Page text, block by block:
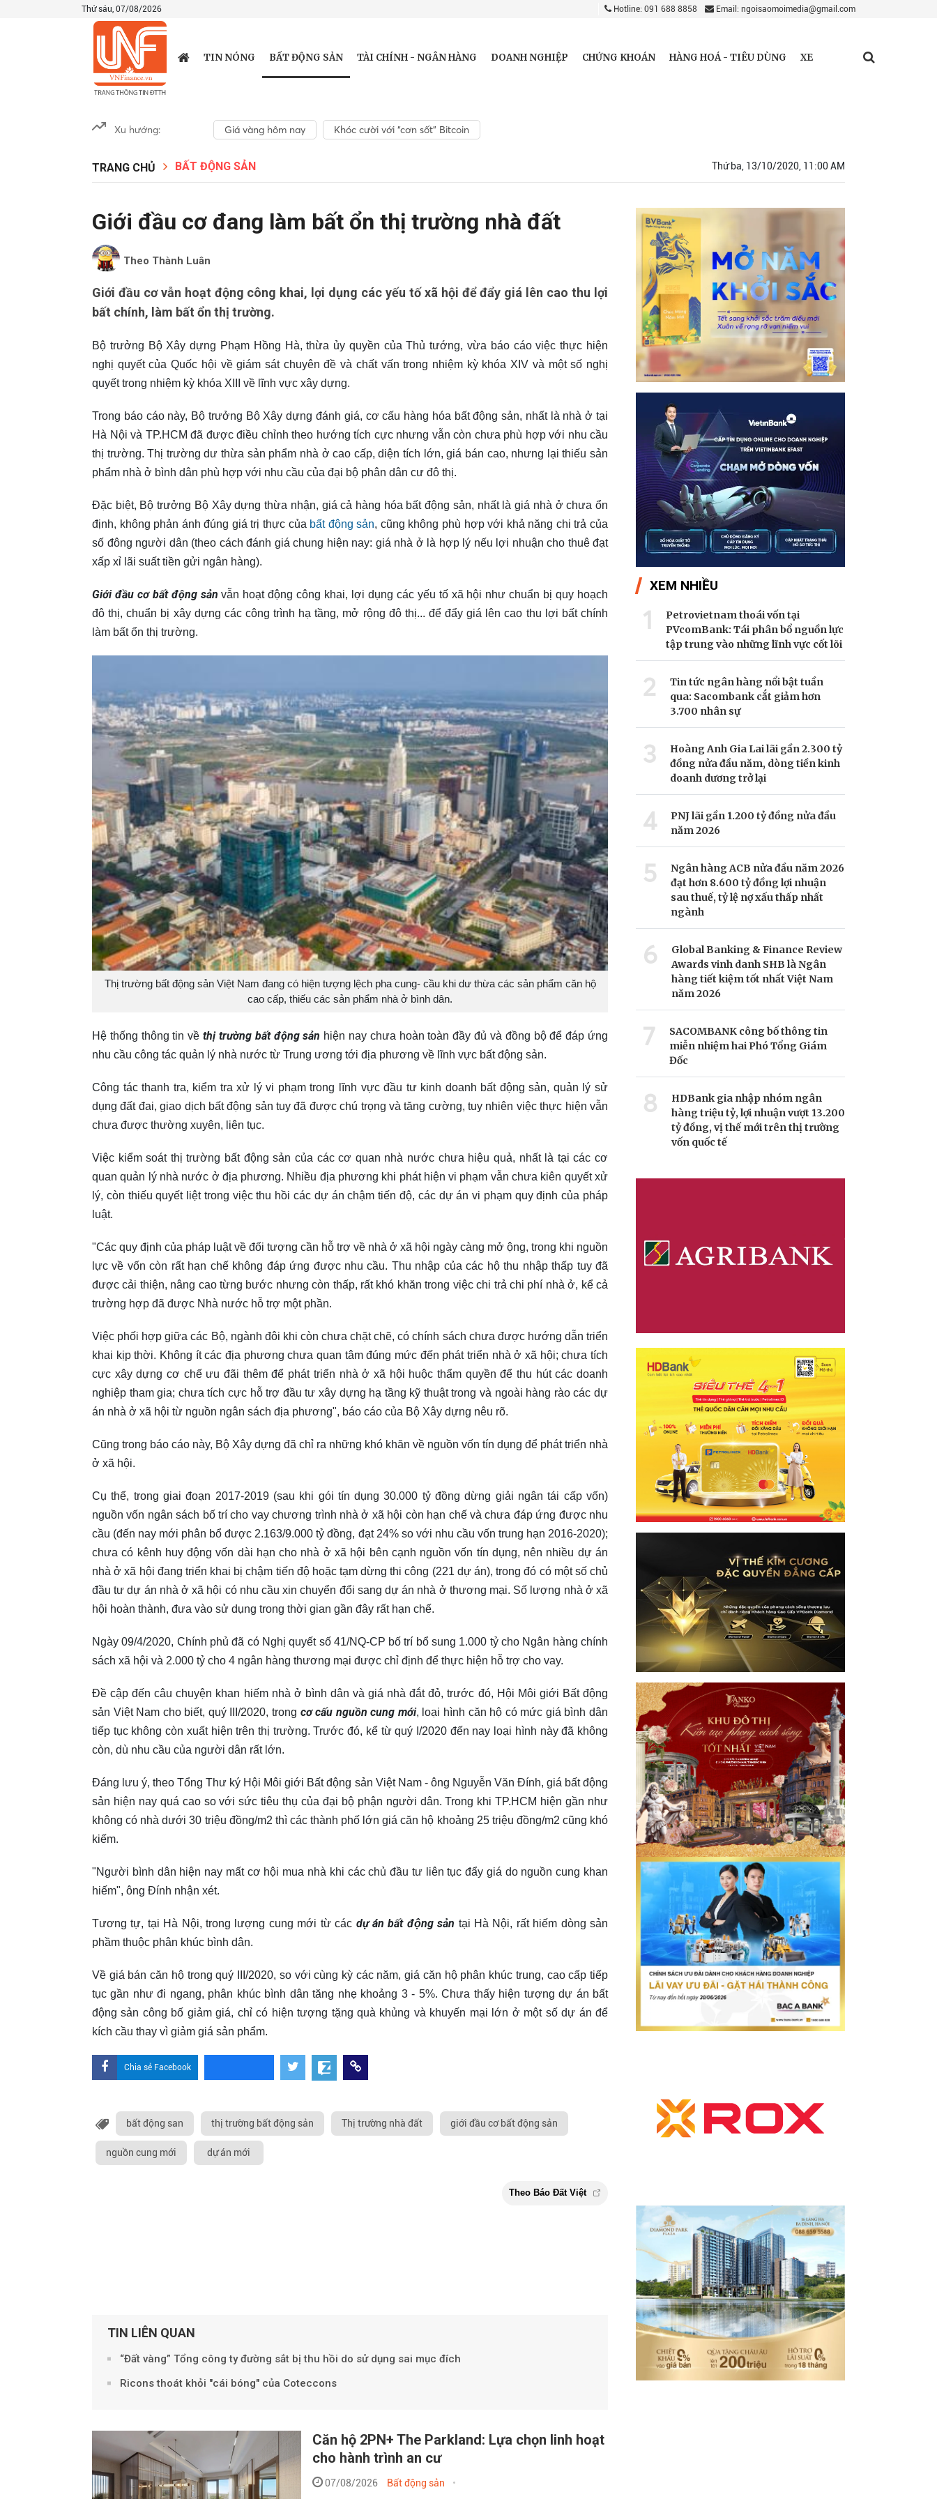
Thứ sáu, 07/08/2026 Hotline: 091 688 8858 Email: ngoisaomoimedia@gmail.com
TIN NÓNG BẤT ĐỘNG SẢN TÀI CHÍNH - NGÂN HÀNG DOANH NGHIỆP CHỨNG KHOÁN HÀNG HOÁ - TIÊU DÙNG XE
Xu hướng: Giá vàng hôm nay Khóc cười với “cơn sốt” Bitcoin
TRANG CHỦ BẤT ĐỘNG SẢN Thứ ba, 13/10/2020, 11:00 AM
Giới đầu cơ đang làm bất ổn thị trường nhà đất
Theo Thành Luân
Giới đầu cơ vẫn hoạt động công khai, lợi dụng các yếu tố xã hội để đẩy giá lên cao thu lợi
bất chính, làm bất ổn thị trường.
Bộ trưởng Bộ Xây dựng Phạm Hồng Hà, thừa ủy quyền của Thủ tướng, vừa báo cáo việc thực hiện
nghị quyết của Quốc hội về giám sát chuyên đề và chất vấn trong nhiệm kỳ khóa XIV và một số nghị
quyết trong nhiệm kỳ khóa XIII về lĩnh vực xây dựng.
Trong báo cáo này, Bộ trưởng Bộ Xây dựng đánh giá, cơ cấu hàng hóa bất động sản, nhất là nhà ở tại
Hà Nội và TP.HCM đã được điều chỉnh theo hướng tích cực nhưng vẫn còn chưa phù hợp với nhu cầu
thị trường. Thị trường dư thừa sản phẩm nhà ở cao cấp, diện tích lớn, giá bán cao, nhưng lại thiếu sản
phẩm nhà ở bình dân phù hợp với nhu cầu của đại bộ phân dân cư đô thị.
Đặc biệt, Bộ trưởng Bộ Xây dựng thừa nhận, giá cả hàng hóa bất động sản, nhất là giá nhà ở chưa ổn
định, không phản ánh đúng giá trị thực của bất động sản, cũng không phù hợp với khả năng chi trả của
số đông người dân (theo cách đánh giá chung hiện nay: giá nhà ở là hợp lý nếu lợi nhuận cho thuê đạt
xấp xỉ lãi suất tiền gửi ngân hàng).
Giới đầu cơ bất động sản vẫn hoạt động công khai, lợi dụng các yếu tố xã hội như chuẩn bị quy hoạch
đô thị, chuẩn bị xây dựng các công trình hạ tầng, mở rộng đô thị... để đẩy giá lên cao thu lợi bất chính
làm bất ổn thị trường.
Thị trường bất động sản Việt Nam đang có hiện tượng lệch pha cung- cầu khi dư thừa các sản phẩm căn hộ
cao cấp, thiếu các sản phẩm nhà ở bình dân.
Hệ thống thông tin về thị trường bất động sản hiện nay chưa hoàn toàn đầy đủ và đồng bộ để đáp ứng
nhu cầu công tác quản lý nhà nước từ Trung ương tới địa phương về lĩnh vực bất động sản.
Công tác thanh tra, kiểm tra xử lý vi phạm trong lĩnh vực đầu tư kinh doanh bất động sản, quản lý sử
dụng đất đai, giao dịch bất động sản tuy đã được chú trọng và tăng cường, tuy nhiên việc thực hiện vẫn
chưa được thường xuyên, liên tục.
Việc kiểm soát thị trường bất động sản của các cơ quan nhà nước chưa hiệu quả, nhất là tại các cơ
quan quản lý nhà nước ở địa phương. Nhiều địa phương khi phát hiện vi phạm vẫn chưa kiên quyết xử
lý, còn thiếu quyết liệt trong việc thu hồi các dự án chậm tiến độ, các dự án vi phạm quy định của pháp
luật.
"Các quy định của pháp luật về đối tượng cần hỗ trợ về nhà ở xã hội ngày càng mở ộng, trong khi nguồn
lực về vốn còn rất hạn chế không đáp ứng được nhu cầu. Thu nhập của các hộ thu nhập thấp tuy đã
được cải thiện, nâng cao từng bước nhưng còn thấp, rất khó khăn trong việc chi trả chi phí nhà ở, kể cả
trường hợp đã được Nhà nước hỗ trợ một phần.
Việc phối hợp giữa các Bộ, ngành đôi khi còn chưa chặt chẽ, có chính sách chưa được hướng dẫn triển
khai kịp thời. Không ít các địa phương chưa quan tâm đúng mức đến phát triển nhà ở xã hội; chưa tích
cực xây dựng cơ chế ưu đãi thêm để phát triển nhà ở xã hội huộc thẩm quyền để thu hút các doanh
nghiệp tham gia; chưa tích cực hỗ trợ đầu tư xây dựng hạ tầng kỹ thuật trong và ngoài hàng rào các dự
án nhà ở xã hội từ nguồn ngân sách địa phương", báo cáo của Bộ Xây dựng nêu rõ.
Cũng trong báo cáo này, Bộ Xây dựng đã chỉ ra những khó khăn về nguồn vốn tín dụng để phát triển nhà
ở xã hội.
Cụ thể, trong giai đoạn 2017-2019 (sau khi gói tín dụng 30.000 tỷ đồng dừng giải ngân tái cấp vốn)
nguồn vốn ngân sách bố trí cho vay chương trình nhà ở xã hội còn hạn chế và chưa đáp ứng được nhu
cầu (đến nay mới phân bổ được 2.163/9.000 tỷ đồng, đạt 24% so với nhu cầu vốn trung hạn 2016-2020);
chưa có kênh huy động vốn dài hạn cho nhà ở xã hội bên cạnh nguồn vốn tín dụng, nên nhiều dự án
nhà ở xã hội đang triển khai bị chậm tiến độ hoặc tạm dừng thi công (221 dự án), trong đó có một số chủ
đầu tư dự án nhà ở xã hội có nhu cầu xin chuyển đổi sang dự án nhà ở thương mại. Số lượng nhà ở xã
hội hoàn thành, đưa vào sử dụng trong thời gian gần đây rất hạn chế.
Ngày 09/4/2020, Chính phủ đã có Nghị quyết số 41/NQ-CP bố trí bổ sung 1.000 tỷ cho Ngân hàng chính
sách xã hội và 2.000 tỷ cho 4 ngân hàng thương mại được chỉ định để thực hiện hỗ trợ cho vay.
Đề cập đến câu chuyện khan hiếm nhà ở bình dân và giá nhà đắt đỏ, trước đó, Hội Môi giới Bất động
sản Việt Nam cho biết, quý III/2020, trong cơ cấu nguồn cung mới, loại hình căn hộ có mức giá bình dân
tiếp tục không còn xuất hiện trên thị trường. Trước đó, kể từ quý I/2020 đến nay loại hình này đã không
còn, dù nhu cầu của người dân rất lớn.
Đáng lưu ý, theo Tổng Thư ký Hội Môi giới Bất động sản Việt Nam - ông Nguyễn Văn Đính, giá bất động
sản hiện nay quá cao so với sức tiêu thụ của đại bộ phận người dân. Trong khi TP.HCM hiện gần như
không có nhà dưới 30 triệu đồng/m2 thì các thành phố lớn giá căn hộ khoảng 25 triệu đồng/m2 cũng khó
kiếm.
"Người bình dân hiện nay mất cơ hội mua nhà khi các chủ đầu tư liên tục đẩy giá do nguồn cung khan
hiếm", ông Đính nhận xét.
Tương tự, tại Hà Nội, trong lượng cung mới từ các dự án bất động sản tại Hà Nội, rất hiếm dòng sản
phầm thuộc phân khúc bình dân.
Về giá bán căn hộ trong quý III/2020, so với cùng kỳ các năm, giá căn hộ phân khúc trung, cao cấp tiếp
tục gần như đi ngang, phân khúc bình dân tăng nhẹ khoảng 3 - 5%. Chưa thấy hiện tượng dự án bất
động sản công bố giảm giá, chỉ có hiện tượng tặng quà khủng và khuyến mại lớn ở một số dự án để
kích cầu thay vì giảm giá sản phẩm.
Chia sẻ Facebook
bất động san thị trường bất động sản Thị trường nhà đất giới đầu cơ bất động sản
nguồn cung mới dự án mới
Theo Báo Đất Việt
TIN LIÊN QUAN
“Đất vàng” Tổng công ty đường sắt bị thu hồi do sử dụng sai mục đích
Ricons thoát khỏi "cái bóng" của Coteccons
Căn hộ 2PN+ The Parkland: Lựa chọn linh hoạt
cho hành trình an cư
07/08/2026 Bất động sản
XEM NHIỀU
1
Petrovietnam thoái vốn tại
PVcomBank: Tái phân bổ nguồn lực
tập trung vào những lĩnh vực cốt lõi
2
Tin tức ngân hàng nổi bật tuần
qua: Sacombank cắt giảm hơn
3.700 nhân sự
3
Hoàng Anh Gia Lai lãi gần 2.300 tỷ
đồng nửa đầu năm, dòng tiền kinh
doanh dương trở lại
4
PNJ lãi gần 1.200 tỷ đồng nửa đầu
năm 2026
5
Ngân hàng ACB nửa đầu năm 2026
đạt hơn 8.600 tỷ đồng lợi nhuận
sau thuế, tỷ lệ nợ xấu thấp nhất
ngành
6
Global Banking & Finance Review
Awards vinh danh SHB là Ngân
hàng tiết kiệm tốt nhất Việt Nam
năm 2026
7
SACOMBANK công bố thông tin
miễn nhiệm hai Phó Tổng Giám
Đốc
8
HDBank gia nhập nhóm ngân
hàng triệu tỷ, lợi nhuận vượt 13.200
tỷ đồng, vị thế mới trên thị trường
vốn quốc tế